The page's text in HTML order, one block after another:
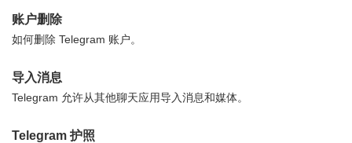
账户删除
如何删除 Telegram 账户。
导入消息
Telegram 允许从其他聊天应用导入消息和媒体。
Telegram 护照